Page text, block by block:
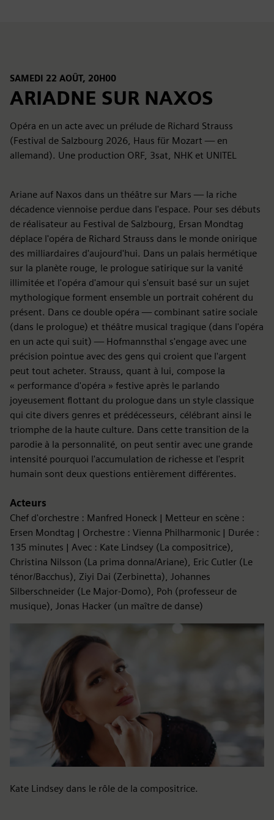
SAMEDI 22 AOÛT, 20H00
ARIADNE SUR NAXOS
Opéra en un acte avec un prélude de Richard Strauss
(Festival de Salzbourg 2026, Haus für Mozart — en
allemand). Une production ORF, 3sat, NHK et UNITEL
Ariane auf Naxos dans un théâtre sur Mars — la riche
décadence viennoise perdue dans l'espace. Pour ses débuts
de réalisateur au Festival de Salzbourg, Ersan Mondtag
déplace l'opéra de Richard Strauss dans le monde onirique
des milliardaires d'aujourd'hui. Dans un palais hermétique
sur la planète rouge, le prologue satirique sur la vanité
illimitée et l'opéra d'amour qui s'ensuit basé sur un sujet
mythologique forment ensemble un portrait cohérent du
présent. Dans ce double opéra — combinant satire sociale
(dans le prologue) et théâtre musical tragique (dans l'opéra
en un acte qui suit) — Hofmannsthal s'engage avec une
précision pointue avec des gens qui croient que l'argent
peut tout acheter. Strauss, quant à lui, compose la
« performance d'opéra » festive après le parlando
joyeusement flottant du prologue dans un style classique
qui cite divers genres et prédécesseurs, célébrant ainsi le
triomphe de la haute culture. Dans cette transition de la
parodie à la personnalité, on peut sentir avec une grande
intensité pourquoi l'accumulation de richesse et l'esprit
humain sont deux questions entièrement différentes.
Acteurs
Chef d'orchestre : Manfred Honeck | Metteur en scène :
Ersen Mondtag | Orchestre : Vienna Philharmonic | Durée :
135 minutes | Avec : Kate Lindsey (La compositrice),
Christina Nilsson (La prima donna/Ariane), Eric Cutler (Le
ténor/Bacchus), Ziyi Dai (Zerbinetta), Johannes
Silberschneider (Le Major-Domo), Poh (professeur de
musique), Jonas Hacker (un maître de danse)
Kate Lindsey dans le rôle de la compositrice.